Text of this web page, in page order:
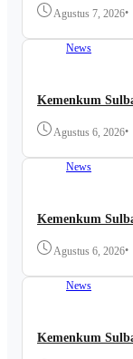
Agustus 7, 2026•
News
Kemenkum
Agustus 6, 2026•
News
Kemenkum
Agustus 6, 2026•
News
Kemenkum